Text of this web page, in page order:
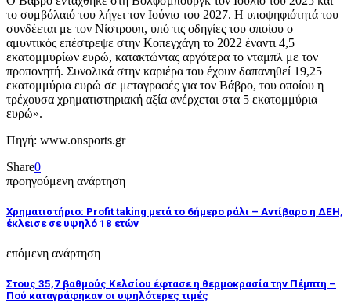
το συμβόλαιό του λήγει τον Ιούνιο του 2027. Η υποψηφιότητά του
συνδέεται με τον Νίστρουπ, υπό τις οδηγίες του οποίου ο
αμυντικός επέστρεψε στην Κοπεγχάγη το 2022 έναντι 4,5
εκατομμυρίων ευρώ, κατακτώντας αργότερα το νταμπλ με τον
προπονητή. Συνολικά στην καριέρα του έχουν δαπανηθεί 19,25
εκατομμύρια ευρώ σε μεταγραφές για τον Βάβρο, του οποίου η
τρέχουσα χρηματιστηριακή αξία ανέρχεται στα 5 εκατομμύρια
ευρώ».
Πηγή: www.onsports.gr
Share0
προηγούμενη ανάρτηση
Χρηματιστήριο: Profit taking μετά το 6ήμερο ράλι – Αντίβαρο η ΔΕΗ,
έκλεισε σε υψηλό 18 ετών
επόμενη ανάρτηση
Στους 35,7 βαθμούς Κελσίου έφτασε η θερμοκρασία την Πέμπτη –
Πού καταγράφηκαν οι υψηλότερες τιμές